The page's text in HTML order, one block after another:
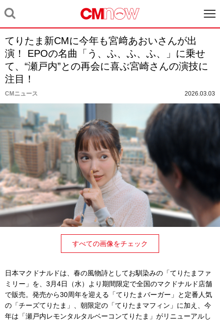
てりたま新CMに今年も宮﨑あおいさんが出
演！ EPOの名曲「う、ふ、ふ、ふ、」に乗せ
て、“瀬戸内”との再会に喜ぶ宮崎さんの演技に
注目！
CMニュース 2026.03.03
すべての画像をチェック
日本マクドナルドは、春の風物詩としてお馴染みの「てりたまファ
ミリー」を、3月4日（水）より期間限定で全国のマクドナルド店舗
で販売。発売から30周年を迎える「てりたまバーガー」と定番人気
の「チーズてりたま」、朝限定の「てりたまマフィン」に加え、今
年は「瀬戸内レモンタルタルベーコンてりたま」がリニューアルし